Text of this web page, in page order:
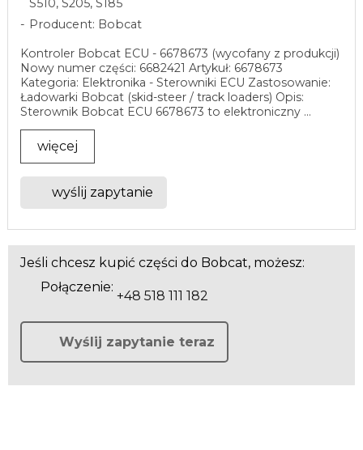
S510, S205, S185
Producent: Bobcat
Kontroler Bobcat ECU - 6678673 (wycofany z produkcji)
Nowy numer części: 6682421 Artykuł: 6678673
Kategoria: Elektronika - Sterowniki ECU Zastosowanie:
Ładowarki Bobcat (skid-steer / track loaders) Opis:
Sterownik Bobcat ECU 6678673 to elektroniczny ...
więcej
wyślij zapytanie
Jeśli chcesz kupić części do Bobcat, możesz:
Połączenie:
+48 518 111 182
Wyślij zapytanie teraz